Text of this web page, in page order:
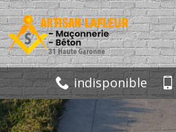
indisponible